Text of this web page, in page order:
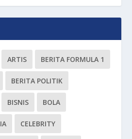
ARTIS BERITA FORMULA 1
BERITA POLITIK
BISNIS BOLA
CELEBRITY